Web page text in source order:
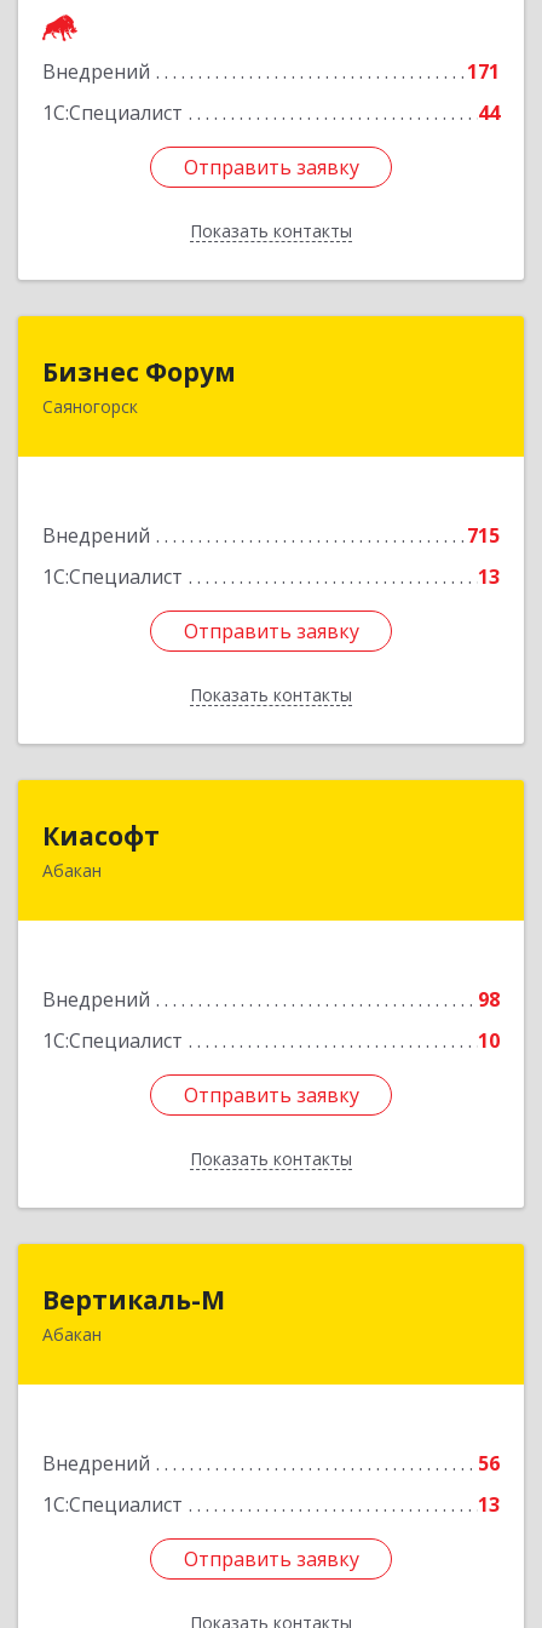
Внедрений
171
1С:Специалист
44
Отправить заявку
Показать контакты
Отправить заявку
Назад
Бизнес Форум
Саяногорск
Внедрений
715
1С:Специалист
13
Отправить заявку
Показать контакты
655603, Хакасия Респ, Саяногорск г, Советский
Отправить заявку
Назад
Киасофт
Абакан
Внедрений
98
1С:Специалист
10
Отправить заявку
Показать контакты
655017, Хакасия Респ, Абакан г, Ивана Ярыгина
Отправить заявку
Назад
Вертикаль-М
Абакан
Внедрений
56
1С:Специалист
13
Отправить заявку
Показать контакты
655017, Хакасия Респ, Абакан г, Чертыгашева
Отправить заявку
Назад